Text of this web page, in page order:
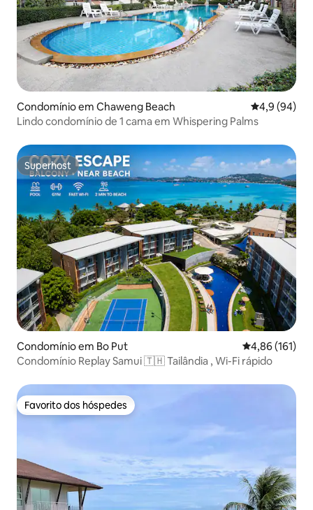
Condomínio em Chaweng Beach
4,9 (94)
Lindo condomínio de 1 cama em Whispering Palms
Superhost
Superhost
Condomínio em Bo Put Classificação
4,86 (161)
Condomínio Rеplay Samui 🇹🇭 Tailândia , Wi-Fi rápido
Favorito dos hóspedes
Favorito dos hóspedes